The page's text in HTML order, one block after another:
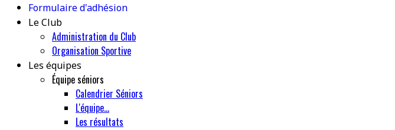
Formulaire d'adhésion
Le Club
Administration du Club
Organisation Sportive
Les équipes
Équipe séniors
Calendrier Séniors
L'équipe...
Les résultats